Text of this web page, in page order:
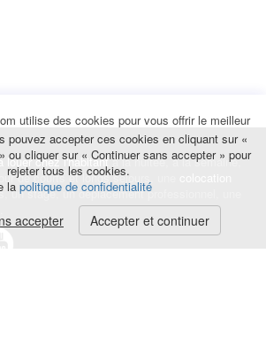
louer chez l'habitantà la nuitée, à la semaine,
de courts et longs séjours, une
un stage, un déplacement professionnel, une
utilise des cookies pour vous offrir le meilleur
pouvez accepter ces cookies en cliquant sur «
ou cliquer sur « Continuer sans accepter » pour
rejeter tous les cookies.
la politique de confidentialité
accepter Accepter et continuer